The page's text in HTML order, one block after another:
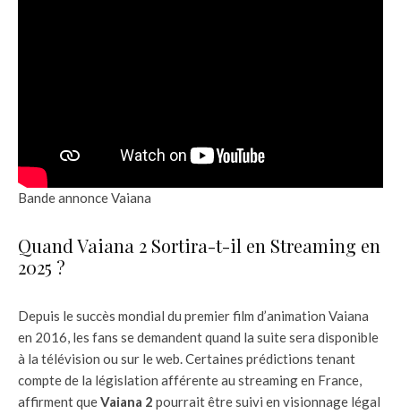
Bande annonce Vaiana
Quand Vaiana 2 Sortira-t-il en Streaming en
2025 ?
Depuis le succès mondial du premier film d’animation Vaiana
en 2016, les fans se demandent quand la suite sera disponible
à la télévision ou sur le web. Certaines prédictions tenant
compte de la législation afférente au streaming en France,
affirment queVaiana 2 pourrait être suivi en visionnage légal